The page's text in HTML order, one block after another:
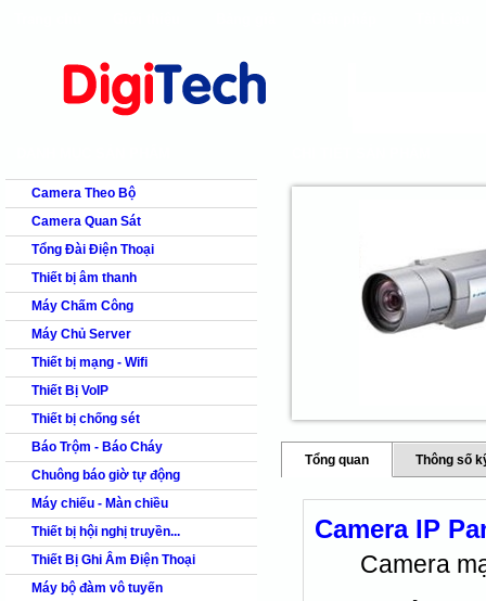
products
Camera Theo Bộ
Camera Quan Sát
Tổng Đài Điện Thoại
Thiết bị âm thanh
Máy Chấm Công
Máy Chủ Server
Thiết bị mạng - Wifi
Thiết Bị VoIP
Thiết bị chống sét
Báo Trộm - Báo Cháy
Chuông báo giờ tự động
Máy chiếu - Màn chiều
Thiết bị hội nghị truyền...
Thiết Bị Ghi Âm Điện Thoại
Máy bộ đàm vô tuyến
Tổng quan Thông số
Camera IP
Camera